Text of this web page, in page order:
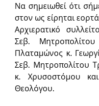
Να σημειωθεί ότι
στον ως είρηται
Αρχιερατικό
Σεβ.
Πλαταμώνος κ.
Σεβ. Μητροπολίτου
κ. Χρυσοστόμου
Θεολόγου.